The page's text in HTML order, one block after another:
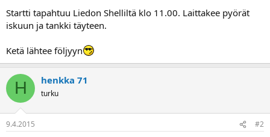
a
j
Startti tapahtuu Liedon Shelliltä klo 11.00. Laittakee pyörät
iskuun ja tankki täyteen.
Ketä lähtee följyyn
H henkka 71
turku
9.4.2015 #2